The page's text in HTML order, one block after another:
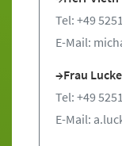
Tel: +49
E-Mail:
Frau
Tel: +49
E-Mail: